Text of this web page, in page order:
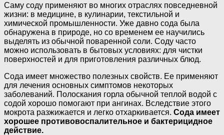
Саму соду применяют во многих отраслях повседневной
жизни: в медицине, в кулинарии, текстильной и
химической промышленности. Уже давно сода была
обнаружена в природе, но со временем ее научились
выделять из обычной поваренной соли. Соду часто
можно использовать в бытовых условиях: для чистки
поверхностей и для приготовления различных блюд.
Сода имеет множество полезных свойств. Ее применяют
для лечения основных симптомов некоторых
заболеваний. Полоскания горла обычной теплой водой с
содой хорошо помогают при ангинах. Вследствие этого
мокрота разжижается и легко отхаркивается. Сода имеет
хорошее противовоспалительное и бактерицидное
действие.